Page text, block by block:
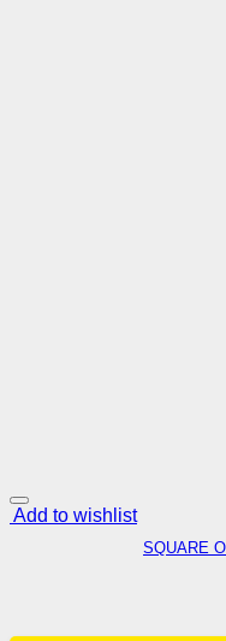
Add to wishlist
SQUARE